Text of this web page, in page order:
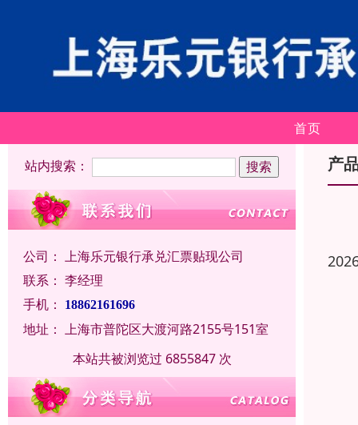
首页
站内搜索：
公司： 上海乐元银行承兑汇票贴现公司
联系： 李经理
手机：
18862161696
地址： 上海市普陀区大渡河路2155号151室
本站共被浏览过 6855847 次
产